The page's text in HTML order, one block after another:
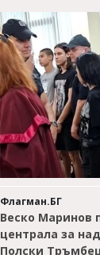
Флагман.БГ
Веско Маринов
централа за
Полски